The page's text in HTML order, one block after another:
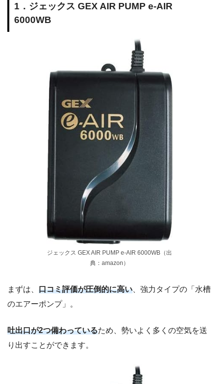
1．ジェックス GEX AIR PUMP e‐AIR
6000WB
ジェックス GEX AIR PUMP e‐AIR 6000WB（出
典：amazon）
まずは、 口コミ評価が圧倒的に高い 、強力タイプの「水槽
のエアーポンプ」。
吐出口が2つ備わっているため、勢いよく多くの空気を送
り出すことができます。